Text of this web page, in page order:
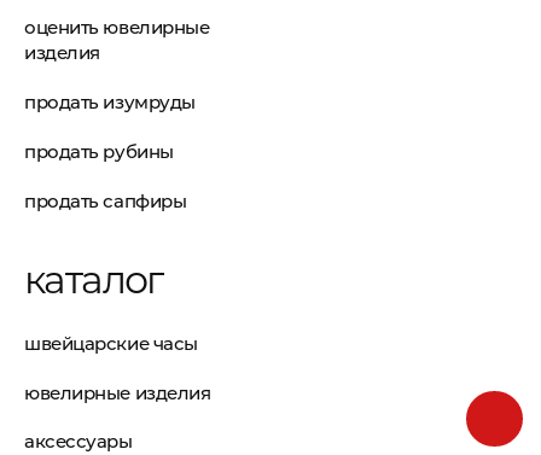
оценить ювелирные
изделия
продать изумруды
продать рубины
продать сапфиры
каталог
швейцарские часы
ювелирные изделия
аксессуары